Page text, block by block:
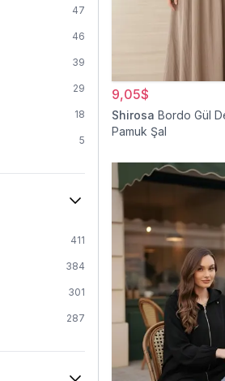
47
46
39
29
18
5
411
384
301
287
9,05$
Shirosa Bordo Gül
Pamuk Şal